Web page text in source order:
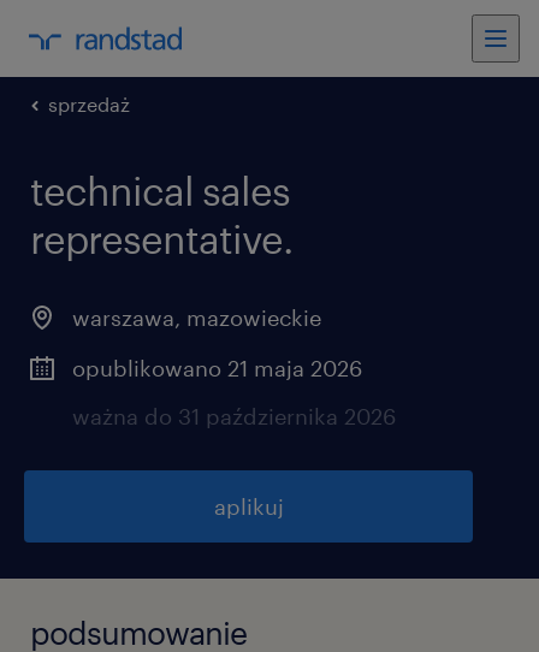
sprzedaż
technical sales
representative.
warszawa, mazowieckie
opublikowano 21 maja 2026
ważna do 31 października 2026
aplikuj
podsumowanie